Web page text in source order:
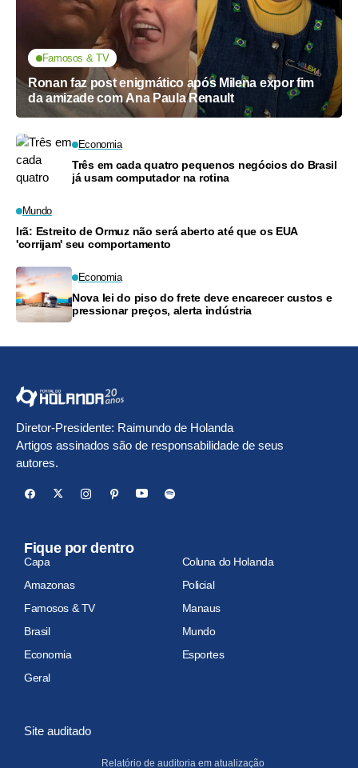
Famosos & TV
Ronan faz post enigmático após Milena expor fim
da amizade com Ana Paula Renault
Economia
Três em cada quatro pequenos negócios do Brasil
já usam computador na rotina
Mundo
Irã: Estreito de Ormuz não será aberto até que os EUA
'corrijam' seu comportamento
Economia
Nova lei do piso do frete deve encarecer custos e
pressionar preços, alerta indústria
Diretor-Presidente: Raimundo de Holanda
Artigos assinados são de responsabilidade de seus
autores.
Fique por dentro
Capa
Coluna do Holanda
Amazonas
Policial
Famosos & TV
Manaus
Brasil
Mundo
Economia
Esportes
Geral
Site auditado
Relatório de auditoria em atualização